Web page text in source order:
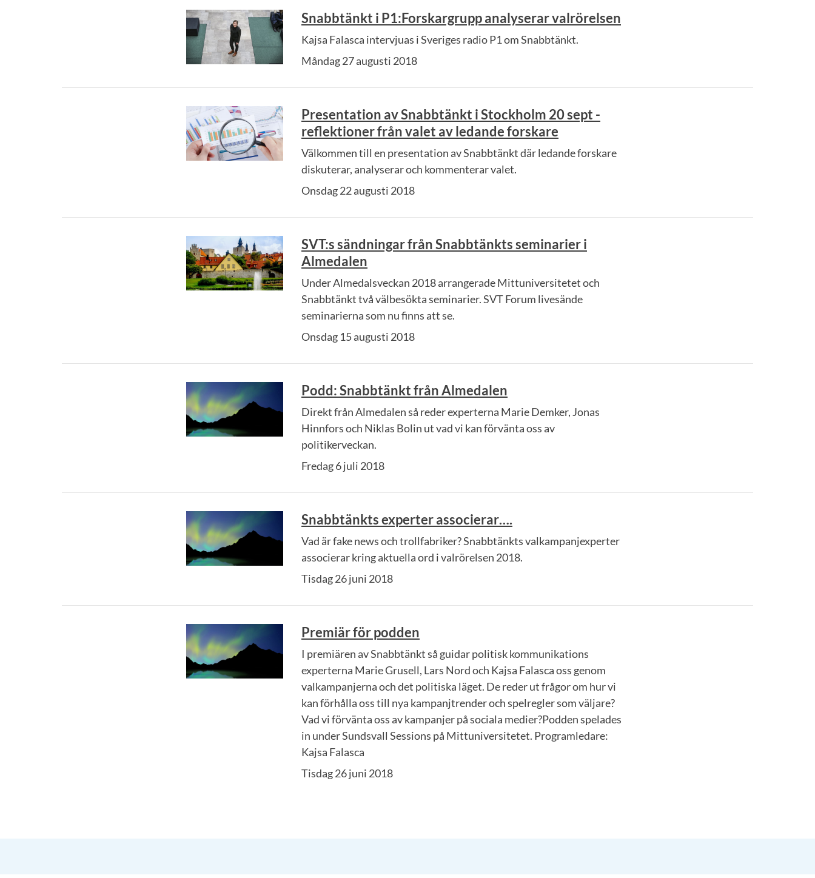
Snabbtänkt i P1:Forskargrupp analyserar valrörelsen
Kajsa Falasca intervjuas i Sveriges radio P1 om Snabbtänkt.
Måndag 27 augusti 2018
Presentation av Snabbtänkt i Stockholm 20 sept -
reflektioner från valet av ledande forskare
Välkommen till en presentation av Snabbtänkt där ledande forskare
diskuterar, analyserar och kommenterar valet.
Onsdag 22 augusti 2018
SVT:s sändningar från Snabbtänkts seminarier i
Almedalen
Under Almedalsveckan 2018 arrangerade Mittuniversitetet och
Snabbtänkt två välbesökta seminarier. SVT Forum livesände
seminarierna som nu finns att se.
Onsdag 15 augusti 2018
Podd: Snabbtänkt från Almedalen
Direkt från Almedalen så reder experterna Marie Demker, Jonas
Hinnfors och Niklas Bolin ut vad vi kan förvänta oss av
politikerveckan.
Fredag 6 juli 2018
Snabbtänkts experter associerar….
Vad är fake news och trollfabriker? Snabbtänkts valkampanjexperter
associerar kring aktuella ord i valrörelsen 2018.
Tisdag 26 juni 2018
Premiär för podden
I premiären av Snabbtänkt så guidar politisk kommunikations
experterna Marie Grusell, Lars Nord och Kajsa Falasca oss genom
valkampanjerna och det politiska läget. De reder ut frågor om hur vi
kan förhålla oss till nya kampanjtrender och spelregler som väljare?
Vad vi förvänta oss av kampanjer på sociala medier?Podden spelades
in under Sundsvall Sessions på Mittuniversitetet. Programledare:
Kajsa Falasca
Tisdag 26 juni 2018